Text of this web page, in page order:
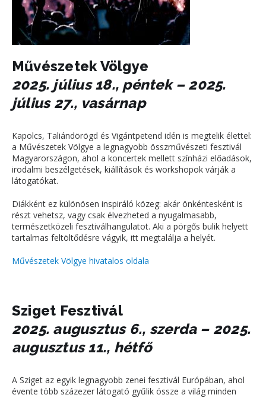
Művészetek Völgye
2025. július 18., péntek – 2025.
július 27., vasárnap
Kapolcs, Taliándörögd és Vigántpetend idén is megtelik élettel:
a Művészetek Völgye a legnagyobb összművészeti fesztivál
Magyarországon, ahol a koncertek mellett színházi előadások,
irodalmi beszélgetések, kiállítások és workshopok várják a
látogatókat.
Diákként ez különösen inspiráló közeg: akár önkéntesként is
részt vehetsz, vagy csak élvezheted a nyugalmasabb,
természetközeli fesztiválhangulatot. Aki a pörgős bulik helyett
tartalmas feltöltődésre vágyik, itt megtalálja a helyét.
Művészetek Völgye hivatalos oldala
Sziget Fesztivál
2025. augusztus 6., szerda – 2025.
augusztus 11., hétfő
A Sziget az egyik legnagyobb zenei fesztivál Európában, ahol
évente több százezer látogató gyűlik össze a világ minden